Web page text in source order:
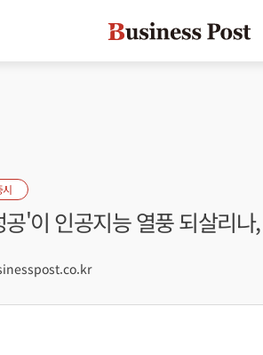
시
'이 인공지능 열풍 되살리